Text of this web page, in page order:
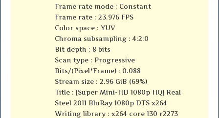
Frame rate mode : Constant
Frame rate : 23.976 FPS
Color space : YUV
Chroma subsampling : 4:2:0
Bit depth : 8 bits
Scan type : Progressive
Bits/(Pixel*Frame) : 0.088
Stream size : 2.96 GiB (69%)
Title : [Super Mini-HD 1080p HQ] Real
Steel 2011 BluRay 1080p DTS x264
Writing library : x264 core 130 r2273